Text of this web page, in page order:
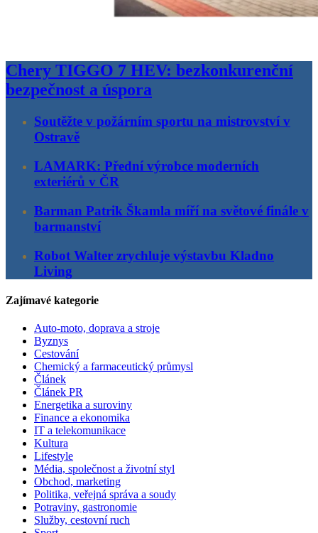
Chery TIGGO 7 HEV: bezkonkurenční
bezpečnost a úspora
Soutěžte v požárním sportu na mistrovství v
Ostravě
LAMARK: Přední výrobce moderních
exteriérů v ČR
Barman Patrik Škamla míří na světové finále v
barmanství
Robot Walter zrychluje výstavbu Kladno
Living
Zajímavé kategorie
Auto-moto, doprava a stroje
Byznys
Cestování
Chemický a farmaceutický průmysl
Článek
Článek PR
Energetika a suroviny
Finance a ekonomika
IT a telekomunikace
Kultura
Lifestyle
Média, společnost a životní styl
Obchod, marketing
Politika, veřejná správa a soudy
Potraviny, gastronomie
Služby, cestovní ruch